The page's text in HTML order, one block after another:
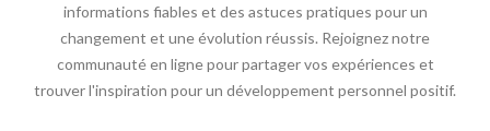
informations fiables et des astuces pratiques pour un
changement et une évolution réussis. Rejoignez notre
communauté en ligne pour partager vos expériences et
trouver l'inspiration pour un développement personnel positif.